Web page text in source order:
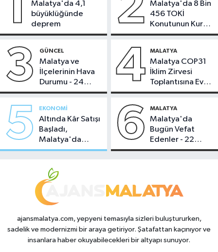
Malatya'da 4,1
büyüklüğünde
deprem
Malatya'da 8 Bin
456 TOKİ
Konutunun Kurası
Bugün Çekiliyor
3 GÜNCEL
Malatya ve
İlçelerinin Hava
Durumu - 24
Temmuz 2026
4 MALATYA
Malatya COP31
İklim Zirvesi
Toplantısına Ev
Sahipliği Yaptı
5 EKONOMI
Altında Kâr Satışı
Başladı,
Malatya'da
Makas Ne
6 MALATYA
Malatya'da
Bugün Vefat
Edenler - 22
Temmuz 2026
ajansmalatya.com, yepyeni temasıyla sizleri buluştururken,
sadelik ve modernizmi bir araya getiriyor. Şatafattan kaçınıyor ve
insanlara haber okuyabilecekleri bir altyapı sunuyor.